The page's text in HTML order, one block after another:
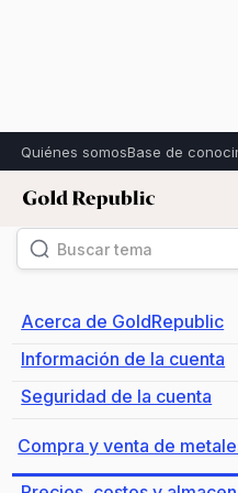
Quiénes somosBase de
Compra y
preciosos
Acerca de GoldRepublic
Información de la cuenta
Seguridad de la cuenta
Compra y venta de